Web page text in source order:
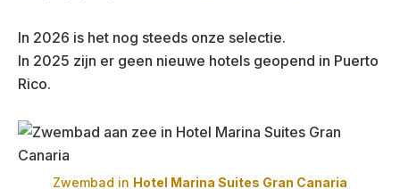
In 2026 is het nog steeds onze selectie.
In 2025 zijn er geen nieuwe hotels geopend in Puerto
Rico.
Zwembad in Hotel Marina Suites Gran Canaria